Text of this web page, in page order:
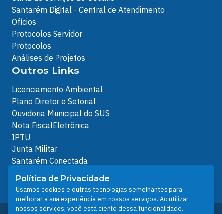
Santarém Digital - Central de Atendimento
Ofícios
Protocolos Servidor
Protocolos
Análises de Projetos
Outros Links
Licenciamento Ambiental
Plano Diretor e Setorial
Ouvidoria Municipal do SUS
Nota FiscalEletrônica
IPTU
Junta Militar
Santarém Conectada
Política de Privacidade
People illustrations by Storyset
Política de Privacidade
Usamos cookies e outras tecnologias semelhantes para
melhorar a sua experiência em nossos serviços. Ao utilizar
nossos serviços, você está ciente dessa funcionalidade.